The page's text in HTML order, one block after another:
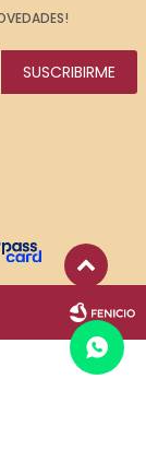
SUSCRIBIRME